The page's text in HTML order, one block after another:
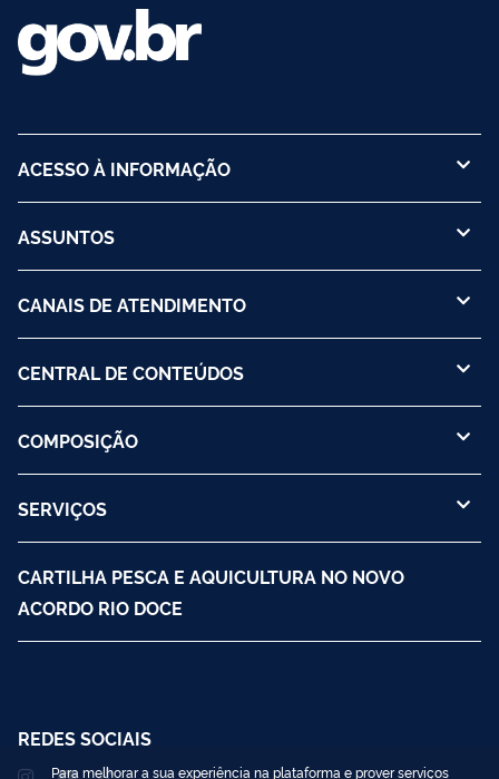
ACESSO À INFORMAÇÃO
ASSUNTOS
CANAIS DE ATENDIMENTO
CENTRAL DE CONTEÚDOS
COMPOSIÇÃO
SERVIÇOS
CARTILHA PESCA E AQUICULTURA NO NOVO
ACORDO RIO DOCE
REDES SOCIAIS
Para melhorar a sua experiência na plataforma e prover serviços